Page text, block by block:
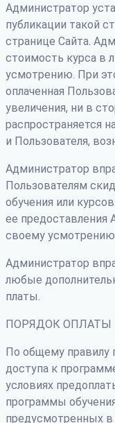
Администратор
публикации такой
странице Сайта.
стоимость курса в
усмотрению. При
оплаченная
увеличения, ни в
распространяется
и Пользователя,
Администратор
Пользователям
обучения или
ее предоставления
своему усмотрению.
Администратор
любые
платы.
ПОРЯДОК ОПЛАТЫ
По общему правилу
доступа к
условиях
программы
предусмотренных в